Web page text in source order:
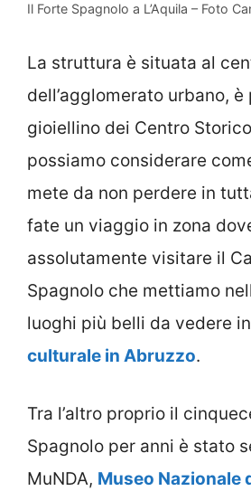
Il Forte Spagnolo a L’Aquila – Foto
La struttura è situata al
dell’agglomerato urbano, è
gioiellino dei Centro
possiamo considerare
mete da non perdere in
fate un viaggio in zona
assolutamente visitare il
Spagnolo che mettiamo
luoghi più belli da vedere
culturale in Abruzzo.
Tra l’altro proprio il
Spagnolo per anni è stato
MuNDA, Museo Nazionale